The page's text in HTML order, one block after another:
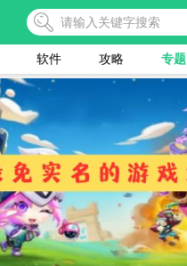
软件 攻略 专题